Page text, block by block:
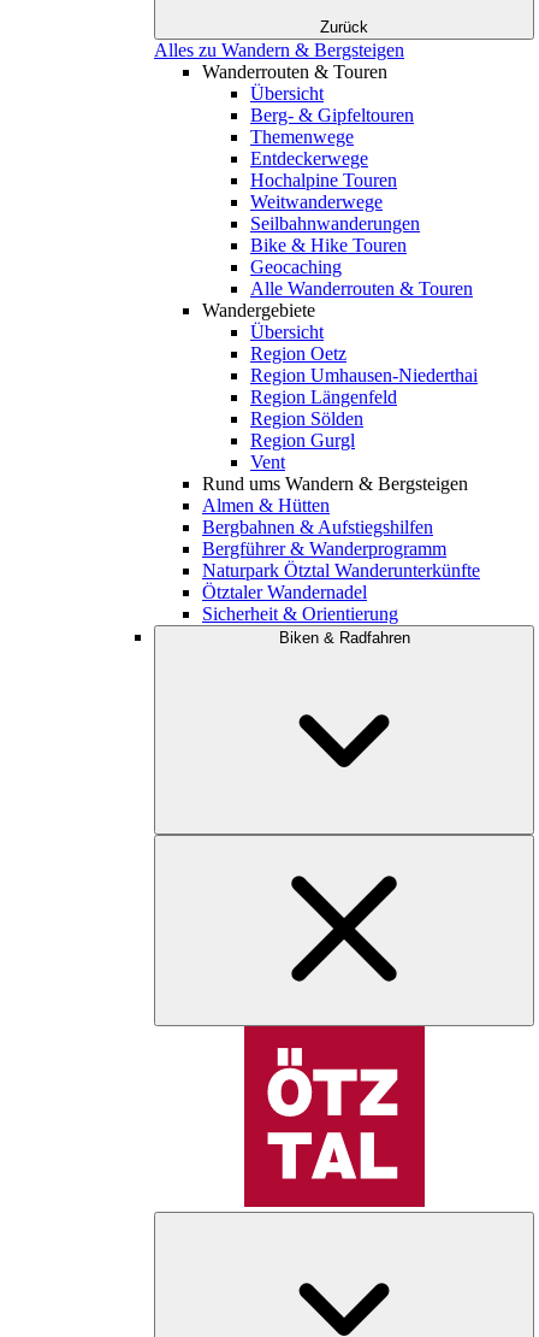
Zurück
Alles zu Wandern & Bergsteigen
Wanderrouten & Touren
Übersicht
Berg- & Gipfeltouren
Themenwege
Entdeckerwege
Hochalpine Touren
Weitwanderwege
Seilbahnwanderungen
Bike & Hike Touren
Geocaching
Alle Wanderrouten & Touren
Wandergebiete
Übersicht
Region Oetz
Region Umhausen-Niederthai
Region Längenfeld
Region Sölden
Region Gurgl
Vent
Rund ums Wandern & Bergsteigen
Almen & Hütten
Bergbahnen & Aufstiegshilfen
Bergführer & Wanderprogramm
Naturpark Ötztal Wanderunterkünfte
Ötztaler Wandernadel
Sicherheit & Orientierung
Biken & Radfahren